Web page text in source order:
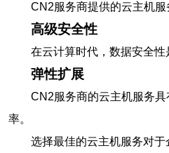
CN2服务商提供的云主机
高级安全性
在云计算时代，数据安全
弹性扩展
CN2服务商的云主机服务
率。
选择最佳的云主机服务对